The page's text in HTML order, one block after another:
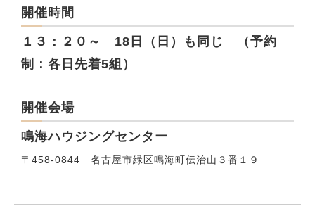
開催時間
１３：２０～ 18日（日）も同じ （予約
制：各日先着5組）
開催会場
鳴海ハウジングセンター
〒458-0844 名古屋市緑区鳴海町伝治山３番１９